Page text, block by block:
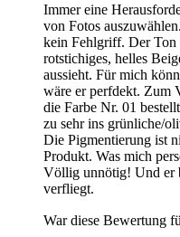
Immer eine
von Fotos
kein Fehlgriff. Der Ton
rotstichiges, helles
aussieht. Für mich
wäre er perfdekt. Zum
die Farbe Nr. 01
zu sehr ins grünliche/
Die Pigmentierung ist
Produkt. Was mich
Völlig unnötig! Und er
verfliegt.
War diese Bewertung